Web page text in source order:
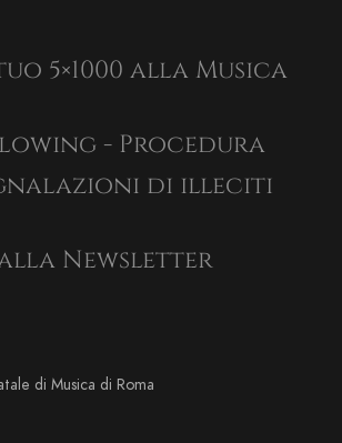
5×1000 alla Musica
- Procedura
di illeciti
Newsletter
di Musica di Roma